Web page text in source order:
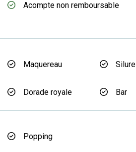
Acompte non remboursable
Maquereau Silure
Dorade royale
Bar
Popping